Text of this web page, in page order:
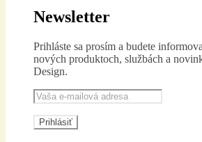
Newsletter
Prihláste sa prosím a budete
nových produktoch, službách a
Design.